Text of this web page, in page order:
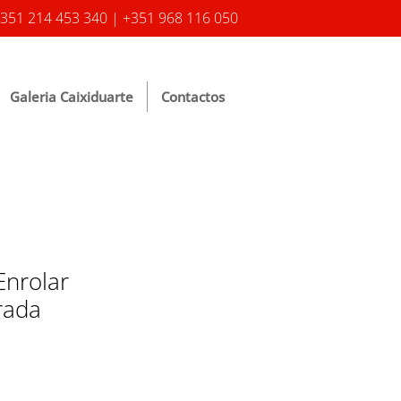
214 453 340 | +351 968 116 050
Galeria Caixiduarte Contactos